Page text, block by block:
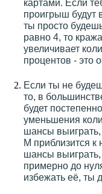
картами. Если
проигрыш
ты просто
равно 4, то
увеличивает
процентов - это
Если ты не
то, в
будет
уменьшения
шансы выиграть,
М приблизится
шансы
примерно до
избежать её, ты